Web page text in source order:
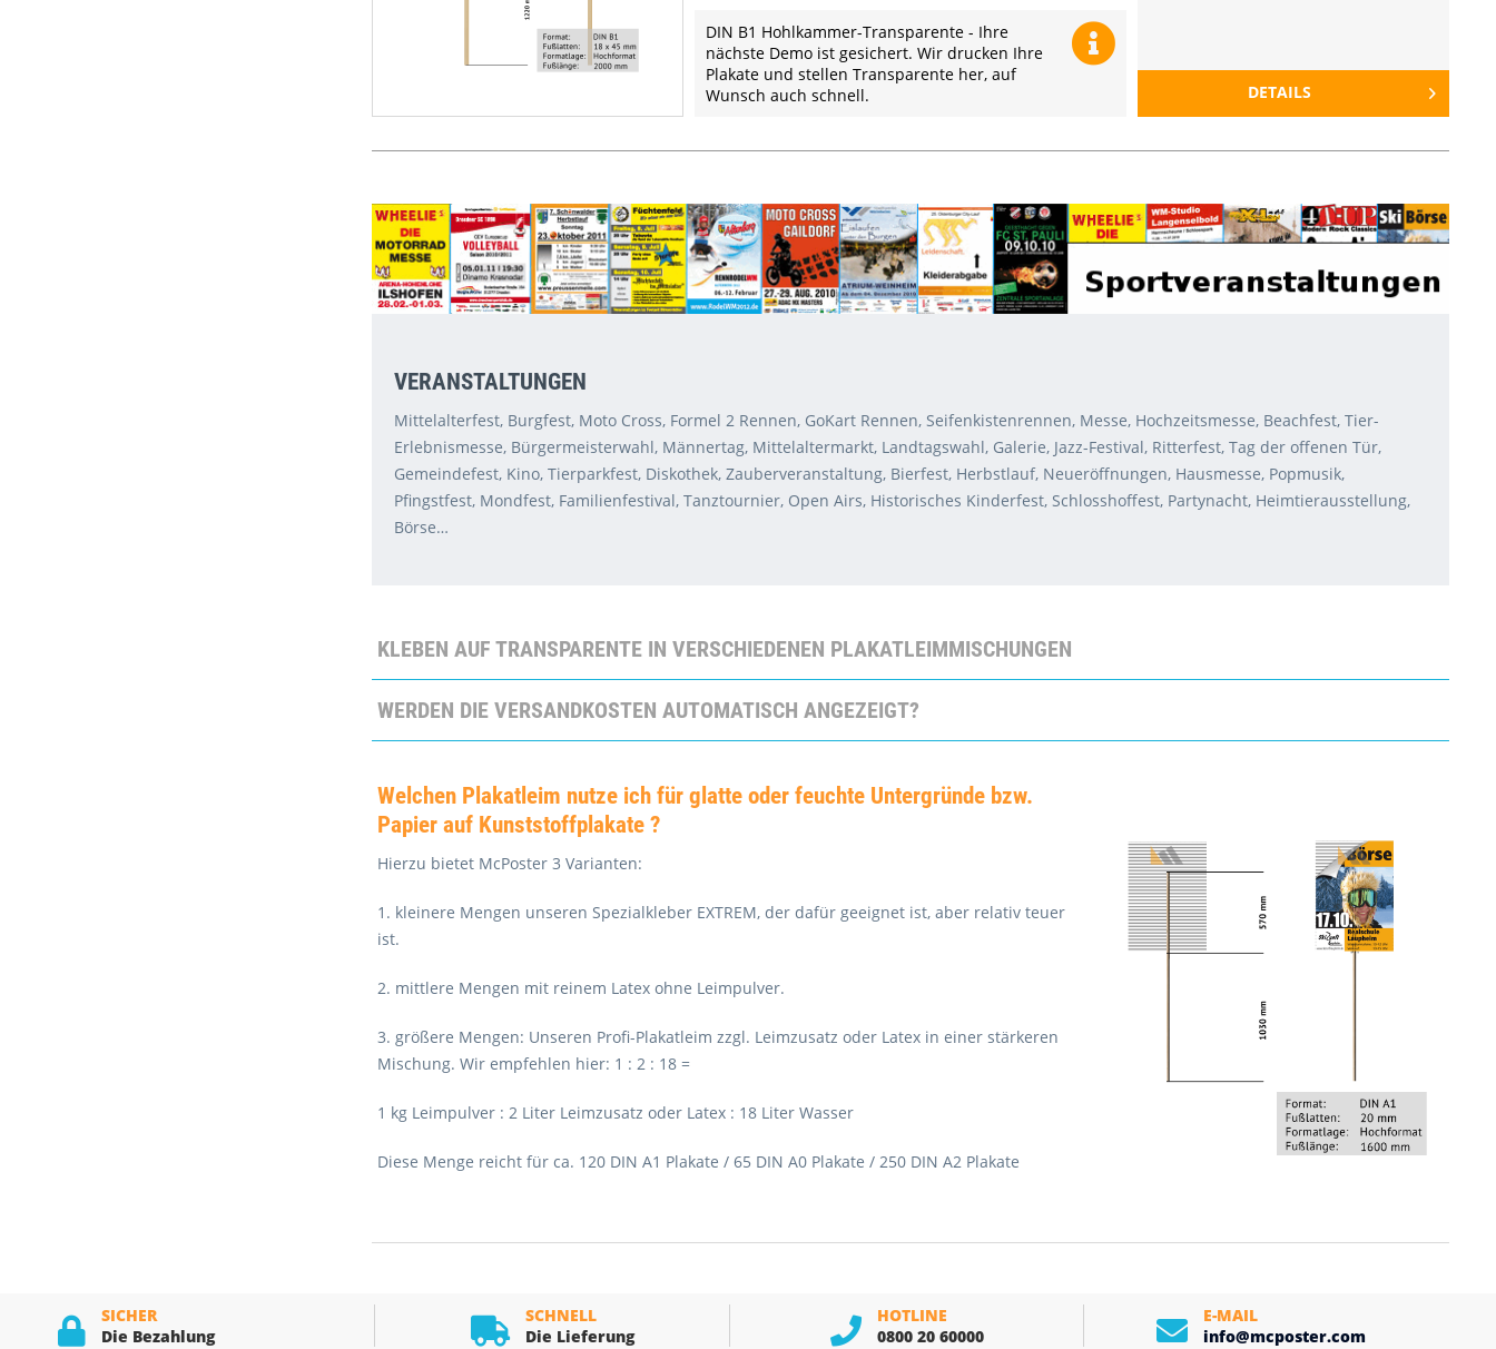
DIN B1 Hohlkammer-Transparente - Ihre
nächste Demo ist gesichert. Wir drucken Ihre
Plakate und stellen Transparente her, auf
Wunsch auch schnell.
DETAILS
VERANSTALTUNGEN
Mittelalterfest, Burgfest, Moto Cross, Formel 2 Rennen, GoKart Rennen, Seifenkistenrennen, Messe, Hochzeitsmesse, Beachfest, Tier-
Erlebnismesse, Bürgermeisterwahl, Männertag, Mittelaltermarkt, Landtagswahl, Galerie, Jazz-Festival, Ritterfest, Tag der offenen Tür,
Gemeindefest, Kino, Tierparkfest, Diskothek, Zauberveranstaltung, Bierfest, Herbstlauf, Neueröffnungen, Hausmesse, Popmusik,
Pfingstfest, Mondfest, Familienfestival, Tanztournier, Open Airs, Historisches Kinderfest, Schlosshoffest, Partynacht, Heimtierausstellung,
Börse…
KLEBEN AUF TRANSPARENTE IN VERSCHIEDENEN PLAKATLEIMMISCHUNGEN
WERDEN DIE VERSANDKOSTEN AUTOMATISCH ANGEZEIGT?
Welchen Plakatleim nutze ich für glatte oder feuchte Untergründe bzw.
Papier auf Kunststoffplakate ?
Hierzu bietet McPoster 3 Varianten:
1. kleinere Mengen unseren Spezialkleber EXTREM, der dafür geeignet ist, aber relativ teuer
ist.
2. mittlere Mengen mit reinem Latex ohne Leimpulver.
3. größere Mengen: Unseren Profi-Plakatleim zzgl. Leimzusatz oder Latex in einer stärkeren
Mischung. Wir empfehlen hier: 1 : 2 : 18 =
1 kg Leimpulver : 2 Liter Leimzusatz oder Latex : 18 Liter Wasser
Diese Menge reicht für ca. 120 DIN A1 Plakate / 65 DIN A0 Plakate / 250 DIN A2 Plakate
SICHER
Die Bezahlung
SCHNELL
Die Lieferung
HOTLINE
0800 20 60000
E-MAIL
info@mcposter.com